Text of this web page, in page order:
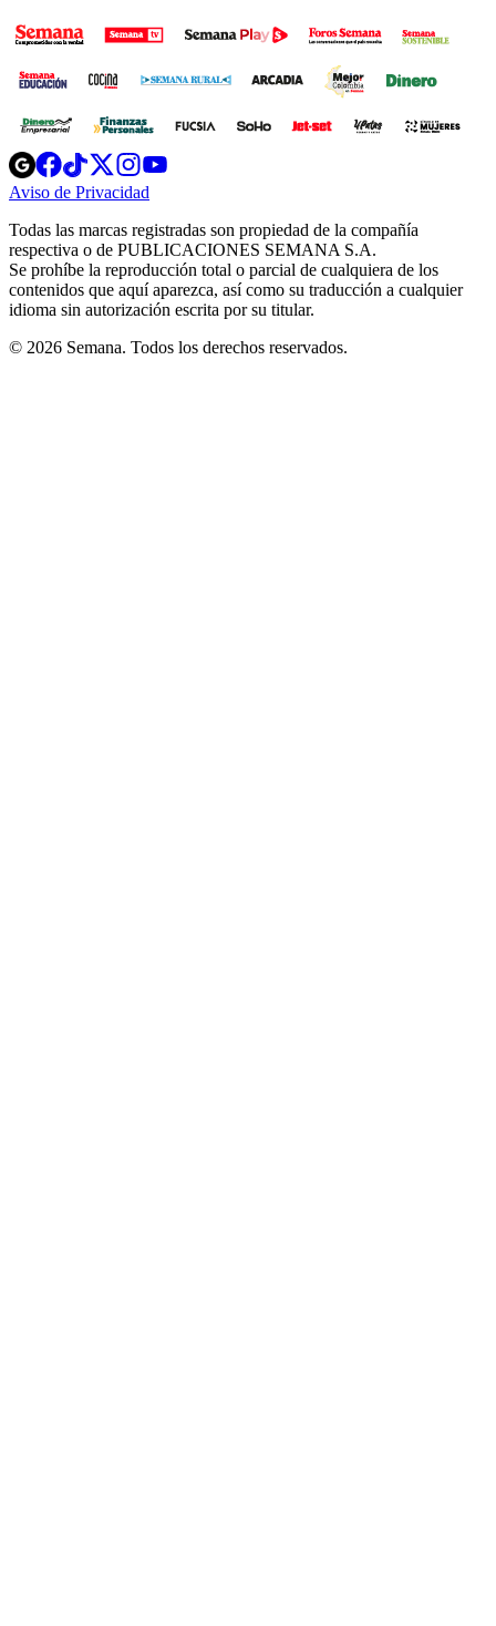
Opens
in
new
Opens
in
new
Opens
in
new
window
Opens
new
windowwindow
Aviso de Privacidad
new
window
Todas las marcas registradas son propiedad de la compañía
respectiva o de PUBLICACIONES SEMANA S.A.
Se prohíbe la reproducción total o parcial de cualquiera de los
contenidos que aquí aparezca, así como su traducción a cualquier
idioma sin autorización escrita por su titular.
© 2026 Semana. Todos los derechos reservados.